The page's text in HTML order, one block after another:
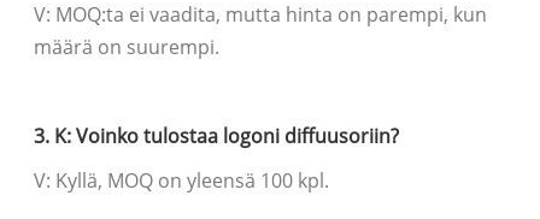
V: MOQ:ta ei vaadita, mutta hinta on parempi, kun
määrä on suurempi.
3. K: Voinko tulostaa logoni diffuusoriin?
V: Kyllä, MOQ on yleensä 100 kpl.